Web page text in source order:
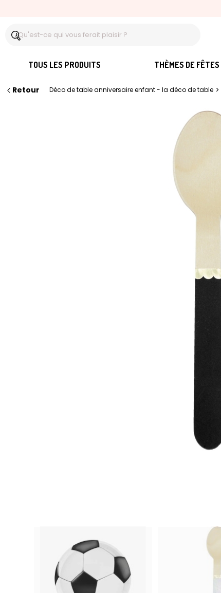
TOUS LES PRODUITS THÈMES DE FÊTES
Retour Déco de table anniversaire enfant - la déco de table >